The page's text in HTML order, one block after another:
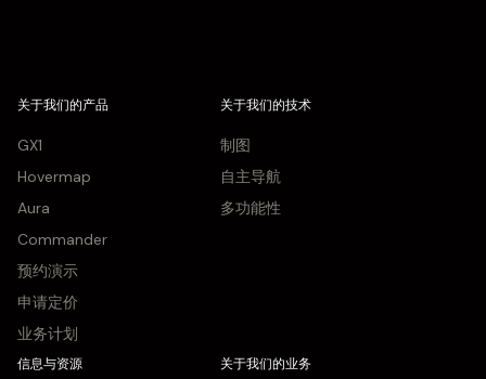
关于我们的产品
GX1
Hovermap
Aura
Commander
预约演示
申请定价
业务计划
关于我们的技术
制图
自主导航
多功能性
信息与资源 关于我们的业务